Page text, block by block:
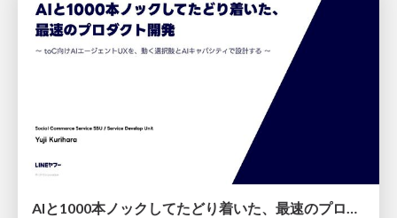
AIと1000本ノックしてたどり着いた、最速のプロダクト開発 ～toC向けAIエージェントUXを、動く選択肢とAIキャパシティで設計する～